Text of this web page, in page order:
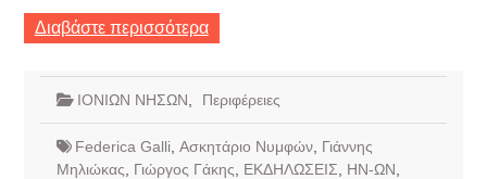
Διαβάστε περισσότερα
ΙΟΝΙΩΝ ΝΗΣΩΝ Περιφέρειες
Federica Galli Ασκητάριο Νυμφών, Γιάννης
Μηλιώκας
Γιώργος Γάκης ΕΚΔΗΛΩΣΕΙΣ ΗΝ-ΩΝ